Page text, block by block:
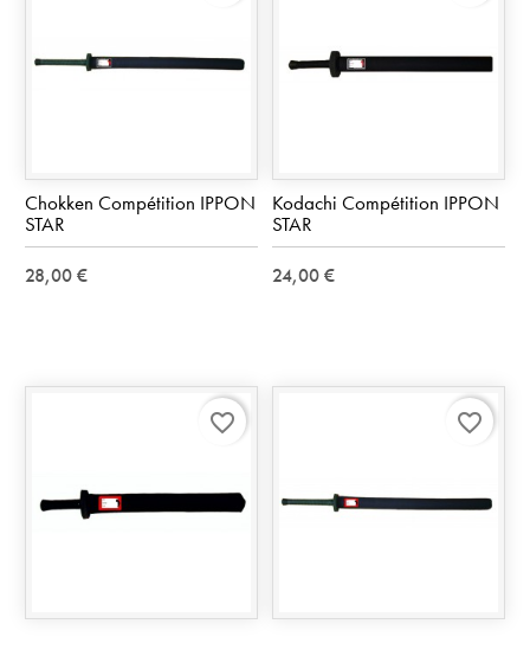
Chokken Compétition IPPON
STAR
28,00 €
Kodachi Compétition IPPON
STAR
24,00 €
favorite_border favorite_border